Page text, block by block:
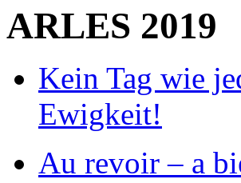
ARLES 2019
Kein Tag wie
Ewigkeit!
Au revoir – a